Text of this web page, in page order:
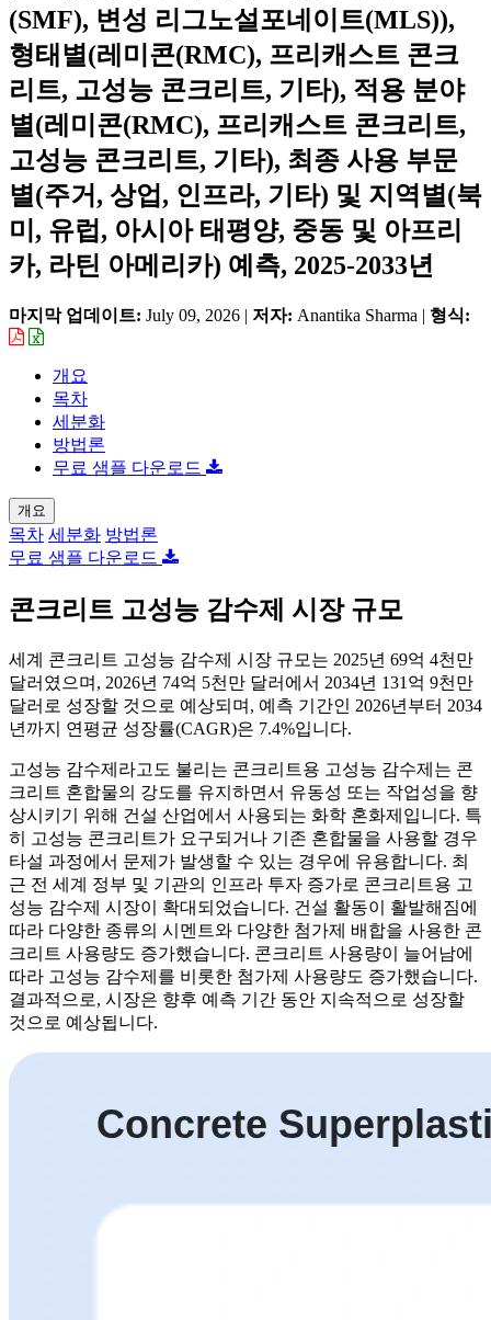
(SMF), 변성 리그노설포네이트(MLS)),
형태별(레미콘(RMC), 프리캐스트 콘크
리트, 고성능 콘크리트, 기타), 적용 분야
별(레미콘(RMC), 프리캐스트 콘크리트,
고성능 콘크리트, 기타), 최종 사용 부문
별(주거, 상업, 인프라, 기타) 및 지역별(북
미, 유럽, 아시아 태평양, 중동 및 아프리
카, 라틴 아메리카) 예측, 2025-2033년
마지막 업데이트: July 09, 2026 | 저자: Anantika Sharma | 형식:
개요
목차
세분화
방법론
무료 샘플 다운로드
개요
목차 세분화 방법론
무료 샘플 다운로드
콘크리트 고성능 감수제 시장 규모
세계 콘크리트 고성능 감수제 시장 규모는 2025년 69억 4천만
달러였으며, 2026년 74억 5천만 달러에서 2034년 131억 9천만
달러로 성장할 것으로 예상되며, 예측 기간인 2026년부터 2034
년까지 연평균 성장률(CAGR)은 7.4%입니다.
고성능 감수제라고도 불리는 콘크리트용 고성능 감수제는 콘
크리트 혼합물의 강도를 유지하면서 유동성 또는 작업성을 향
상시키기 위해 건설 산업에서 사용되는 화학 혼화제입니다. 특
히 고성능 콘크리트가 요구되거나 기존 혼합물을 사용할 경우
타설 과정에서 문제가 발생할 수 있는 경우에 유용합니다. 최
근 전 세계 정부 및 기관의 인프라 투자 증가로 콘크리트용 고
성능 감수제 시장이 확대되었습니다. 건설 활동이 활발해짐에
따라 다양한 종류의 시멘트와 다양한 첨가제 배합을 사용한 콘
크리트 사용량도 증가했습니다. 콘크리트 사용량이 늘어남에
따라 고성능 감수제를 비롯한 첨가제 사용량도 증가했습니다.
결과적으로, 시장은 향후 예측 기간 동안 지속적으로 성장할
것으로 예상됩니다.